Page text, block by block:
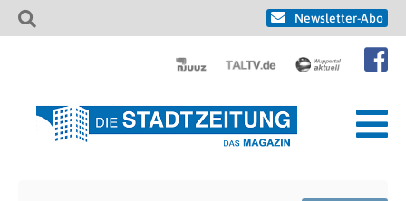
Newsletter-Abo